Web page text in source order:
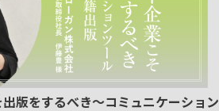
版をするべき～コミュニケーション